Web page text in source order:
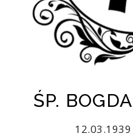
ŚP.